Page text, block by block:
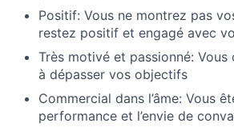
Positif: Vous ne montrez pas
restez positif et engagé avec
Très motivé et passionné:
à dépasser vos objectifs
Commercial dans l’âme: Vous
performance et l’envie de